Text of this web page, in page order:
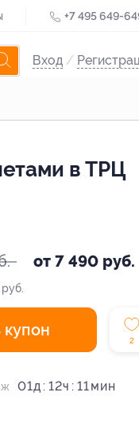
+7 495 649-
Вход /
в ТРЦ
от 7 490 руб.
купон
2
01д 12ч 11